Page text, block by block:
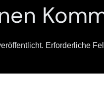
Erforderliche